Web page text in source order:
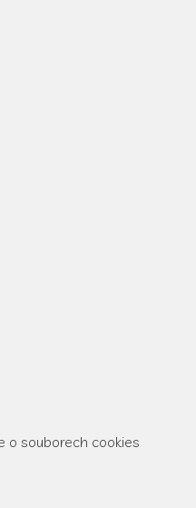
o souborech cookies